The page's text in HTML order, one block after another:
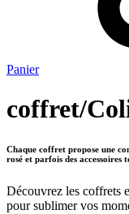
Panier
coffret/
Chaque coffret propose une
rosé et parfois des accessoires
Découvrez les coffrets
pour sublimer vos